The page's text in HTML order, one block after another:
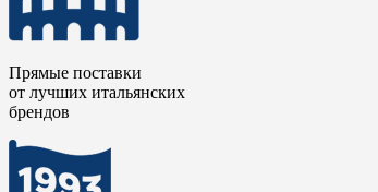
Прямые поставки
от лучших итальянских
брендов